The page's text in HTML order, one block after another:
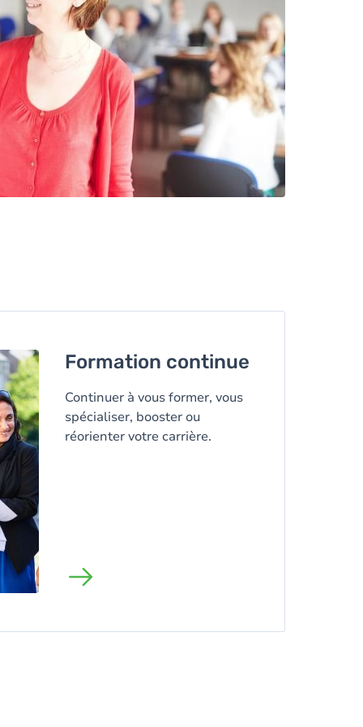
Formation continue
Continuer à vous former, vous
spécialiser, booster ou
réorienter votre carrière.